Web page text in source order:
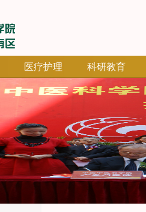
医疗护理 科研教育